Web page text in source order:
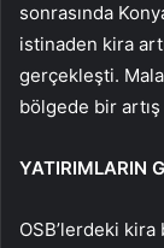
sonrasında
istinaden kira
gerçekleşti.
bölgede bir
YATIRIMLARIN
OSB’lerdeki